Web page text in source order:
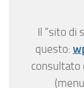
Il “sito di
questo:
consultato